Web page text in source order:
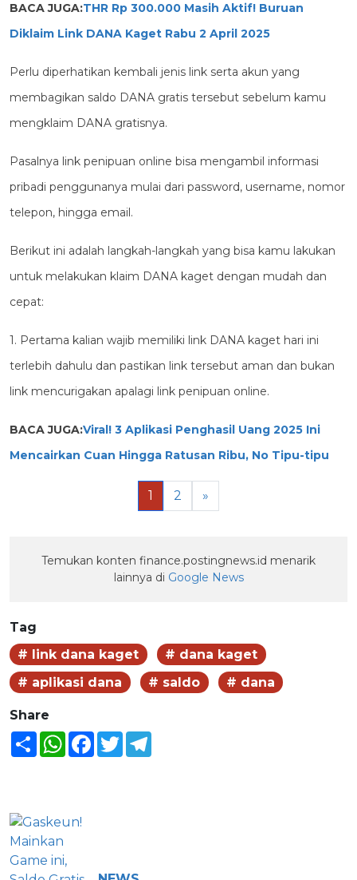
BACA JUGA:THR Rp 300.000 Masih Aktif! Buruan
Diklaim Link DANA Kaget Rabu 2 April 2025
Perlu diperhatikan kembali jenis link serta akun yang
membagikan saldo DANA gratis tersebut sebelum kamu
mengklaim DANA gratisnya.
Pasalnya link penipuan online bisa mengambil informasi
pribadi penggunanya mulai dari password, username, nomor
telepon, hingga email.
Berikut ini adalah langkah-langkah yang bisa kamu lakukan
untuk melakukan klaim DANA kaget dengan mudah dan
cepat:
1. Pertama kalian wajib memiliki link DANA kaget hari ini
terlebih dahulu dan pastikan link tersebut aman dan bukan
link mencurigakan apalagi link penipuan online.
BACA JUGA:Viral! 3 Aplikasi Penghasil Uang 2025 Ini
Mencairkan Cuan Hingga Ratusan Ribu, No Tipu-tipu
1 2 »
Temukan konten finance.postingnews.id menarik
lainnya di Google News
Tag
# link dana kaget
# dana kaget
# aplikasi dana
# saldo # dana
Share
Share WhatsAppFacebook
Twitter